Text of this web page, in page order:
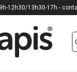
12h30/13h30-17h -